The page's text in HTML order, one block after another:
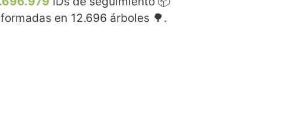
en 12.696 árboles 🌳.